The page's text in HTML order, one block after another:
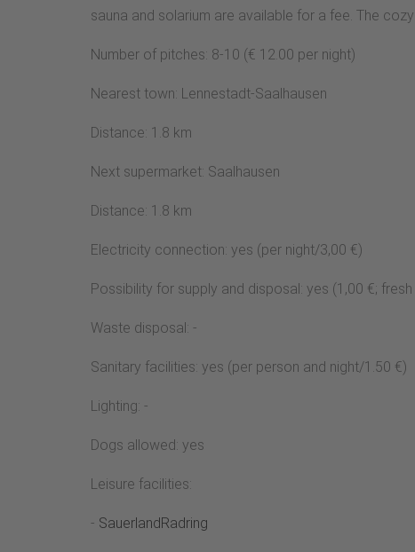
sauna and solarium are available for a fee. The
Number of pitches: 8-10 (€ 12.00 per night)
Nearest town: Lennestadt-Saalhausen
Distance: 1.8 km
Next supermarket: Saalhausen
Distance: 1.8 km
Electricity connection: yes (per night/3,00 €)
Possibility for supply and disposal: yes (1,00 €;
Waste disposal: -
Sanitary facilities: yes (per person and night/1.50 €)
Lighting: -
Dogs allowed: yes
Leisure facilities:
- SauerlandRadring